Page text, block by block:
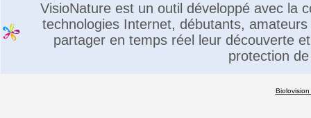
VisioNature est un outil développé avec la
technologies Internet, débutants,
partager en temps réel leur découverte
protection
Biolovision